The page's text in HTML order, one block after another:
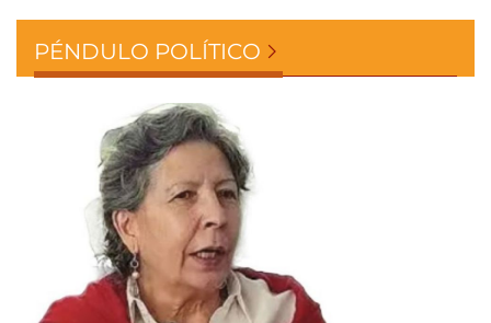
PÉNDULO POLÍTICO